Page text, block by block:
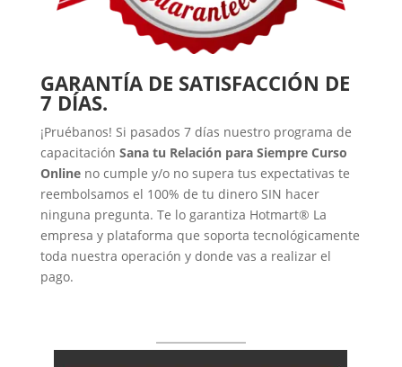
GARANTÍA DE SATISFACCIÓN DE
7 DÍAS.
¡Pruébanos! Si pasados 7 días nuestro programa de
capacitación Sana tu Relación para Siempre Curso
Onlineno cumple y/o no supera tus expectativas te
reembolsamos el 100% de tu dinero SIN hacer
ninguna pregunta. Te lo garantiza Hotmart® La
empresa y plataforma que soporta tecnológicamente
toda nuestra operación y donde vas a realizar el
pago.